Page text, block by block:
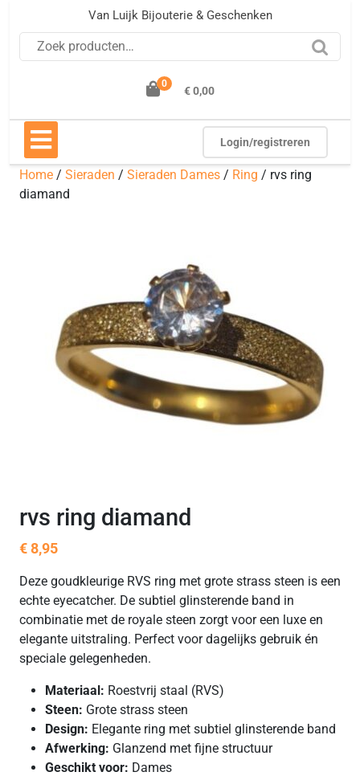
inhoud
Van Luijk Bijouterie & Geschenken
0
€ 0,00
Open
Login/registreren
Home / Sieraden / Sieraden Dames / Ring / rvs ring
diamand
rvs ring diamand
€8,95
Deze goudkleurige RVS ring met grote strass steen is een
echte eyecatcher. De subtiel glinsterende band in
combinatie met de royale steen zorgt voor een luxe en
elegante uitstraling. Perfect voor dagelijks gebruik én
speciale gelegenheden.
Materiaal: Roestvrij staal (RVS)
Steen: Grote strass steen
Design: Elegante ring met subtiel glinsterende band
Afwerking: Glanzend met fijne structuur
Geschikt voor: Dames